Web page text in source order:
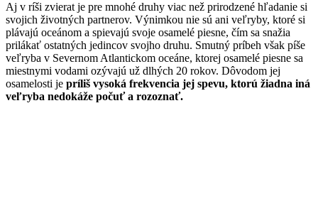
Aj v ríši zvierat je pre mnohé druhy viac než prirodzené hľadanie si
svojich životných partnerov. Výnimkou nie sú ani veľryby, ktoré si
plávajú oceánom a spievajú svoje osamelé piesne, čím sa snažia
prilákať ostatných jedincov svojho druhu. Smutný príbeh však píše
veľryba v Severnom Atlantickom oceáne, ktorej osamelé piesne sa
miestnymi vodami ozývajú už dlhých 20 rokov. Dôvodom jej
osamelosti je príliš vysoká frekvencia jej spevu, ktorú žiadna iná
veľryba nedokáže počuť a rozoznať.